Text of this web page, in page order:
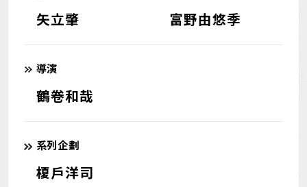
矢立肇 富野由悠季
導演
鶴卷和哉
系列企劃
榎戶洋司